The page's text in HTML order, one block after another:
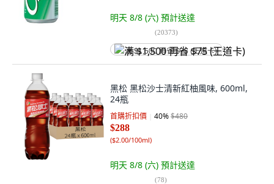
明天 8/8 (六) 預計送達
(20373)
满 $1,500 再省 $75 (王道卡)
黑松 黑松沙士清新紅柚風味, 600ml,
24瓶
首購折扣價 40%$480
$288
($2.00/100ml)
明天 8/8 (六) 預計送達
(78)